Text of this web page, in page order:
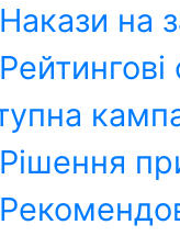
Накази на
Рішення